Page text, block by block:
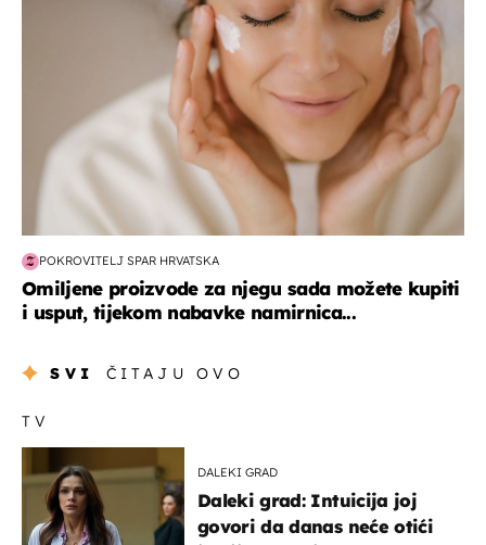
POKROVITELJ SPAR HRVATSKA
Omiljene proizvode za njegu sada možete kupiti
i usput, tijekom nabavke namirnica...
SVI ČITAJU OVO
TV
DALEKI GRAD
Daleki grad: Intuicija joj
govori da danas neće otići